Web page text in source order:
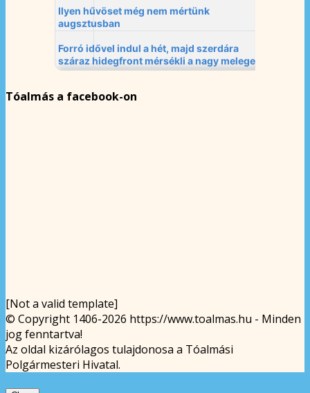
Tóalmás a facebook-on
[Not a valid template]
© Copyright 1406-2026 https://www.toalmas.hu - Minden
jog fenntartva!
Az oldal kizárólagos tulajdonosa a Tóalmási
Polgármesteri Hivatal.